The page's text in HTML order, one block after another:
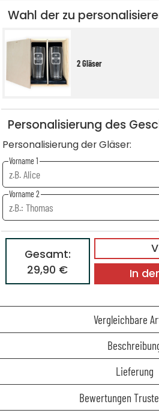
Wahl der zu
2 Gläser
Personalisierung des
Personalisierung der Gläser:
Vorname 1
Vorname 2
Gesamt:
29,90 €
In
Vergleichbare
Lieferung
Bewertungen